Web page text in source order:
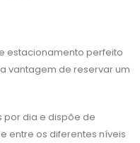
estacionamento perfeito
vantagem de reservar um
por dia e dispõe de
entre os diferentes níveis